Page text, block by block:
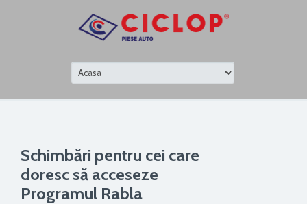
Schimbări pentru cei care
doresc să acceseze
Programul Rabla